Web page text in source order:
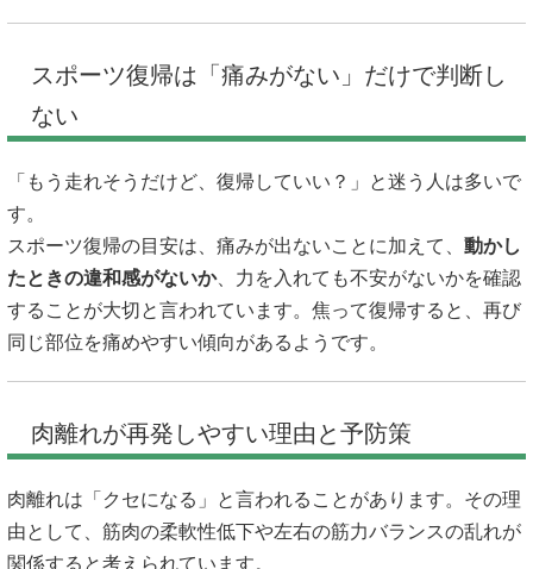
スポーツ復帰は「痛みがない」だけで判断し
ない
「もう走れそうだけど、復帰していい？」と迷う人は多いで
す。
スポーツ復帰の目安は、痛みが出ないことに加えて、 動かし
たときの違和感がないか、力を入れても不安がないかを確認
することが大切と言われています。焦って復帰すると、再び
同じ部位を痛めやすい傾向があるようです。
肉離れが再発しやすい理由と予防策
肉離れは「クセになる」と言われることがあります。その理
由として、筋肉の柔軟性低下や左右の筋力バランスの乱れが
関係すると考えられています。